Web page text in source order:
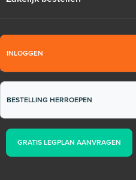
INLOGGEN
BESTELLING HERROEPEN
GRATIS LEGPLAN AANVRAGEN